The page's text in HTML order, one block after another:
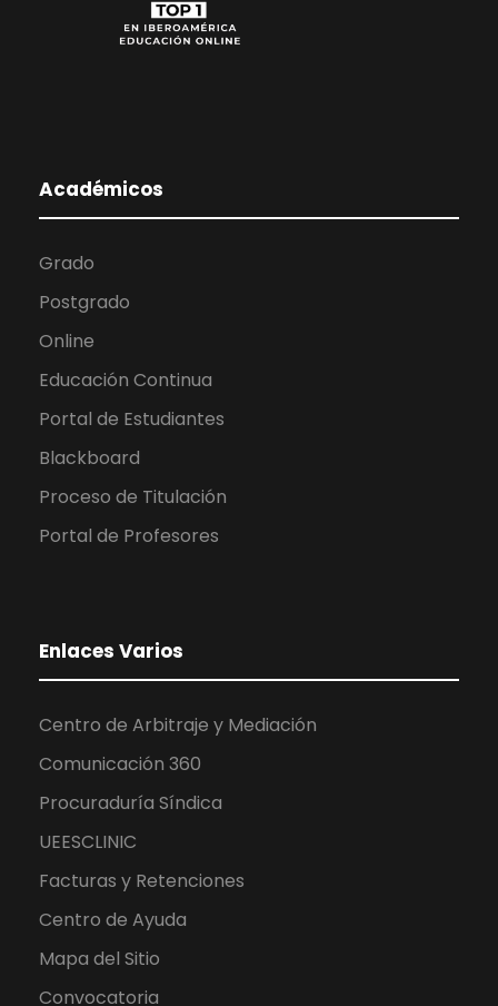
Académicos
Grado
Postgrado
Online
Educación Continua
Portal de Estudiantes
Blackboard
Proceso de Titulación
Portal de Profesores
Enlaces Varios
Centro de Arbitraje y Mediación
Comunicación 360
Procuraduría Síndica
UEESCLINIC
Facturas y Retenciones
Centro de Ayuda
Mapa del Sitio
Convocatoria